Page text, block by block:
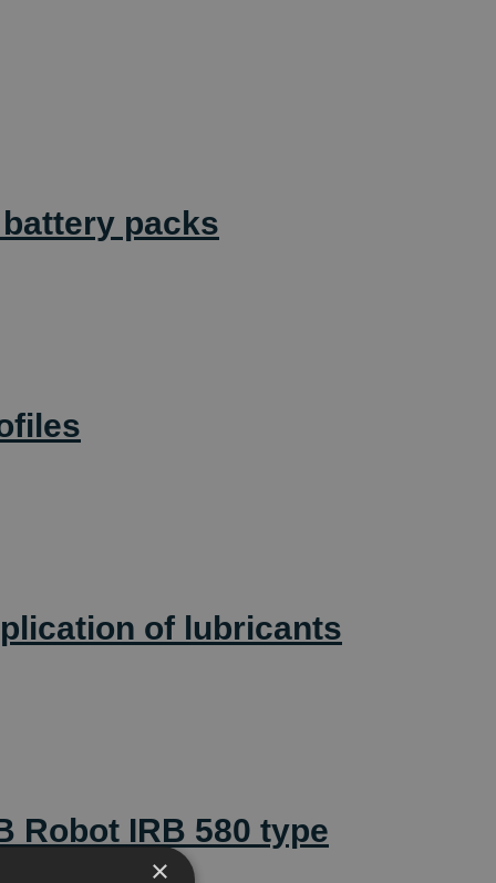
packs
of lubricants
Robot IRB 580 type
×